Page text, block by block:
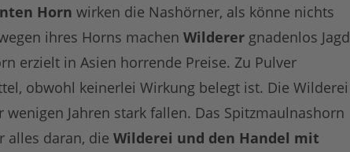
Horn wirken die Nashörner, als könne nichts
ihres Horns machen Wilderer gnadenlos Jagd
erzielt in Asien horrende Preise. Zu Pulver
obwohl keinerlei Wirkung belegt ist. Die Wilderei
Jahren stark fallen. Das Spitzmaulnashorn
alles daran, die Wilderei und den Handel mit